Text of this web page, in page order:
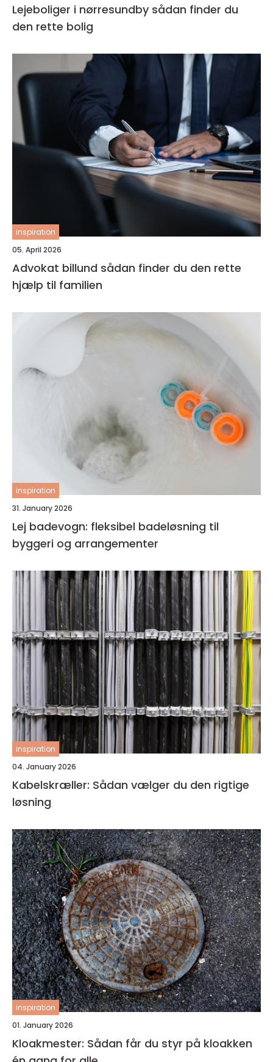
Lejeboliger i nørresundby sådan finder du
den rette bolig
inspiration
05. April 2026
Advokat billund sådan finder du den rette
hjælp til familien
inspiration
31. January 2026
Lej badevogn: fleksibel badeløsning til
byggeri og arrangementer
inspiration
04. January 2026
Kabelskræller: Sådan vælger du den rigtige
løsning
inspiration
01. January 2026
Kloakmester: Sådan får du styr på kloakken